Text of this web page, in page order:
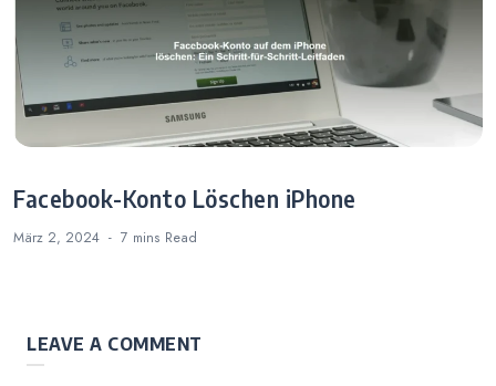
Facebook-Konto Löschen iPhone
März 2, 2024 7 mins Read
LEAVE A COMMENT